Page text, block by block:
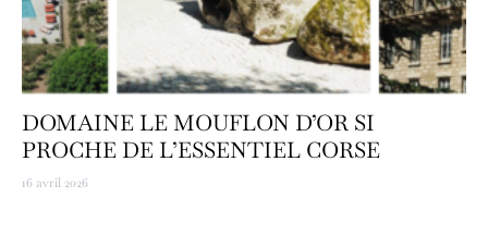
DOMAINE LE MOUFLON D’OR SI
PROCHE DE L’ESSENTIEL CORSE
16 avril 2026